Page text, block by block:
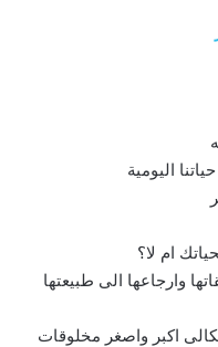
اليومية
ام لا؟
وارجاعها الى طبيعتها
اكبر واصغر مخلوقات